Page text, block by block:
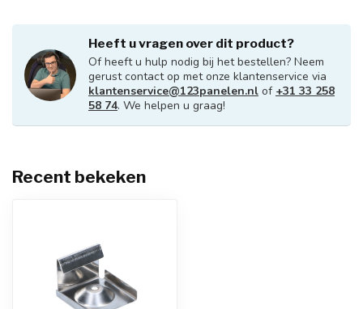
Heeft u vragen over dit product?
Of heeft u hulp nodig bij het bestellen? Neem
gerust contact op met onze klantenservice via
klantenservice@123panelen.nl of +31 33 258
58 74. We helpen u graag!
Recent bekeken